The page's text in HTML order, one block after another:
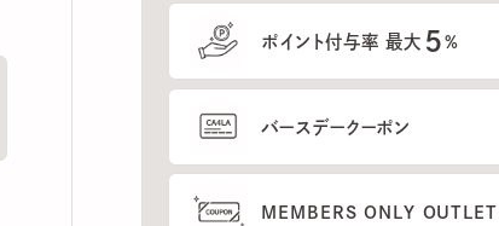
ポイント付与率 最大 %
バースデークーポン
MEMBERS ONLY OUTLETのご